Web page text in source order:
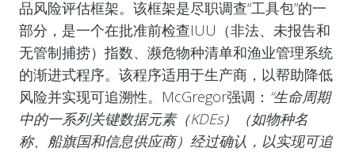
品风险评估框架。该框架是尽职调查“工具包”的一
部分，是一个在批准前检查IUU（非法、未报告和
无管制捕捞）指数、濒危物种清单和渔业管理系统
的渐进式程序。该程序适用于生产商，以帮助降低
风险并实现可追溯性。McGregor强调： “生命周期
中的一系列关键数据元素（KDEs）（如物种名
称、船旗国和信息供应商）经过确认，以实现可追